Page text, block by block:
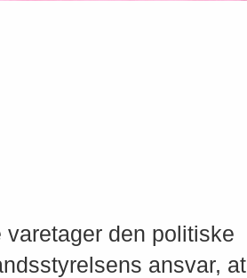
den politiske
ansvar, at